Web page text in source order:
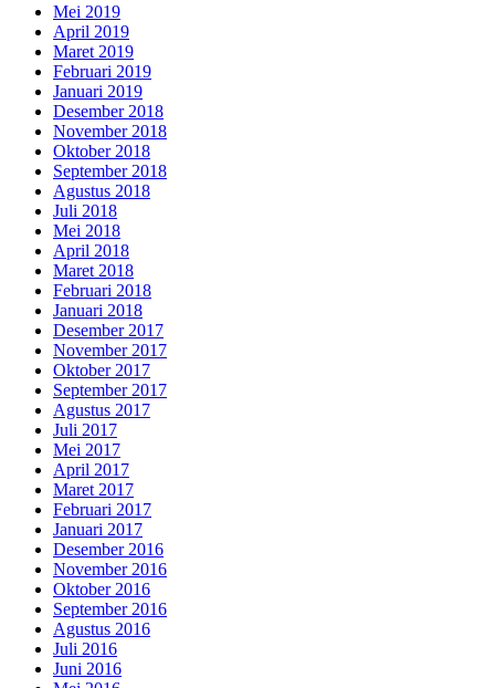
Mei 2019
April 2019
Maret 2019
Februari 2019
Januari 2019
Desember 2018
November 2018
Oktober 2018
September 2018
Agustus 2018
Juli 2018
Mei 2018
April 2018
Maret 2018
Februari 2018
Januari 2018
Desember 2017
November 2017
Oktober 2017
September 2017
Agustus 2017
Juli 2017
Mei 2017
April 2017
Maret 2017
Februari 2017
Januari 2017
Desember 2016
November 2016
Oktober 2016
September 2016
Agustus 2016
Juli 2016
Juni 2016